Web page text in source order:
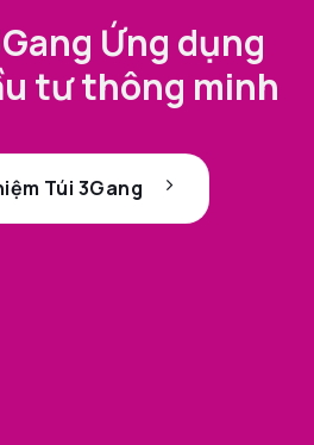
Ứng dụng
tư thông minh
Túi 3Gang